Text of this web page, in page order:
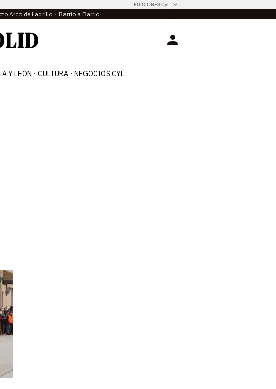
EDICIONES CyL
Arco de Ladrillo Barrio a Barrio
Login
Y LEÓN CULTURA NEGOCIOS CYL